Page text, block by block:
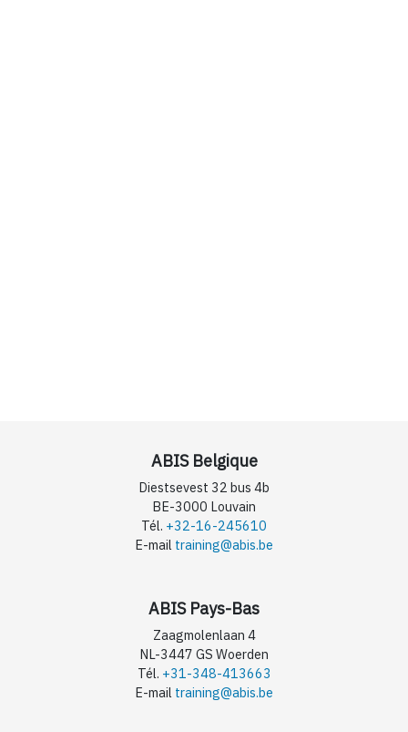
ABIS Belgique
Diestsevest 32 bus 4b
BE-3000 Louvain
Tél. +32-16-245610
E-mail training@abis.be
ABIS Pays-Bas
Zaagmolenlaan 4
NL-3447 GS Woerden
Tél. +31-348-413663
E-mail training@abis.be